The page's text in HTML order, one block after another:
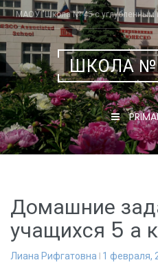
Skip
to
content
МАОУ "Школа № 45 с углубленным
ШКОЛА №
Домашние
учащихся 5 а
Лиана Рифгатовна 1 февраля,